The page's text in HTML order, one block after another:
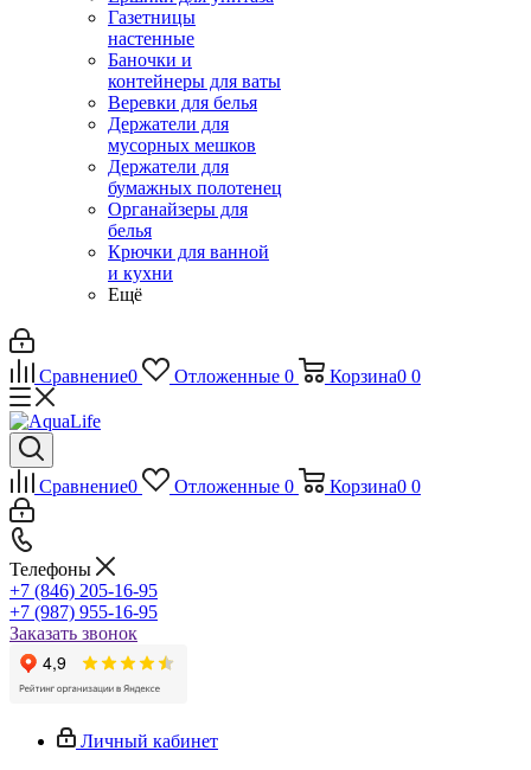
Газетницы
настенные
Баночки и
контейнеры для ваты
Веревки для белья
Держатели для
мусорных мешков
Держатели для
бумажных полотенец
Органайзеры для
белья
Крючки для ванной
и кухни
Ещё
Сравнение0 Отложенные 0 Корзина0 0
Сравнение0 Отложенные 0 Корзина0 0
Телефоны
+7 (846) 205-16-95
+7 (987) 955-16-95
Заказать звонок
Личный кабинет